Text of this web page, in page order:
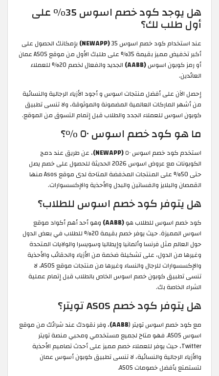
هل يوجد كود خصم اسوس 35% على
أول طلب لك؟
عند استخدام كود خصم اسوس 35 (NEWAPP)
بإمكانك الحصول على
أكبر تخفيض مميز بقيمة 35% على طلبك الأول من موقع ASOS عمان
أو رمز كوبون اسوس(AABB)
الجديد والفعال لخصم 20% للعملاء
العائدين.
إحصل الآن على أفضل منتجات اسوس و أجود الأزياء الرجالية والنسائية
من أشهر الماركات العالمية المضمونة والموثوقة، ولا تنسى تطبيق
كوبون اسوس للعملاء الجدد والطلاب قبل إتمام التسوق من الموقع.
ما هو كود خصم اسوس ٥٠ %؟
استخدم كود خصم اسوس ٥٠ (NEWAPP)
، عن طريق عند دمج
الكوبونات مع عروض اسوس 2026 الحديثة للحصول على خصم يصل
حتى 50% على المنتجات المخفضة المتاحة لدى موقع Asos منها
القمصان والبلايز والفساتين والبدل والأحذية والإكسسوارات.
هل يتوفر كود خصم اسوس للطلاب؟
كود خصم اسوس للطلاب هو(AABB)
وهو أحد أهم أكواد موقع
اسوس المميزة. حيث يوفر خصم بقيمة 20% للطلاب في بعض الدول
حول العالم مثل فرنسا وألمانيا وإيطاليا وسويسرا والولايات المتحدة
وغيرها من الدول، على تشكيلة ضخمة من الأزياء والحقائب والأحذية
والإكسسوارات للرجال والنساء وغيرها من منتجات موقع ASOS، لا
تنسى تطبيق كوبون خصم اسوس الخاص بالطلاب قبل إتمام عملية
الشراء الخاصة بك.
هل يتوفر كود خصم ASOS تويتر؟
مع كود خصم اسوس تويتر (AABB) ، وفر نقودك عند شرائك من موقع
اسوس ASOS. فهو متاح لجميع مستخدمي ومحبي منصة تويتر
Twitter، حيث يوفر للعملاء خصم مميز على أحدث تصاميم الأحذية
والأزياء الرجالية والنسائية، لا تنسى تطبيق كوبون أسوس عمان
لتستمتع بأفضل خصومات ASOS.